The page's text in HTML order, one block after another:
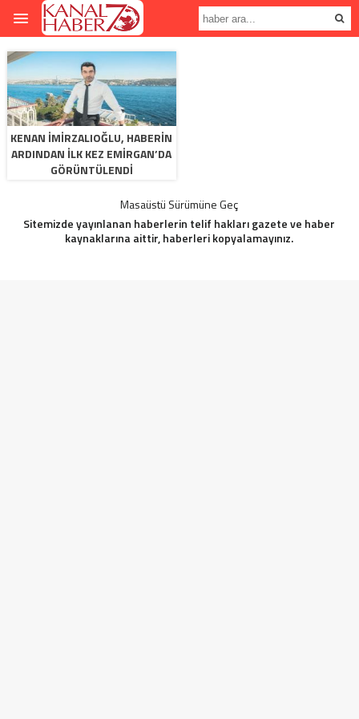
KENAN İMIRZALIOĞLU, HABERIN
ARDINDAN ILK KEZ EMIRGAN’DA
GÖRÜNTÜLENDI
Masaüstü Sürümüne Geç
Sitemizde yayınlanan haberlerin telif hakları gazete ve haber
kaynaklarına aittir, haberleri kopyalamayınız.